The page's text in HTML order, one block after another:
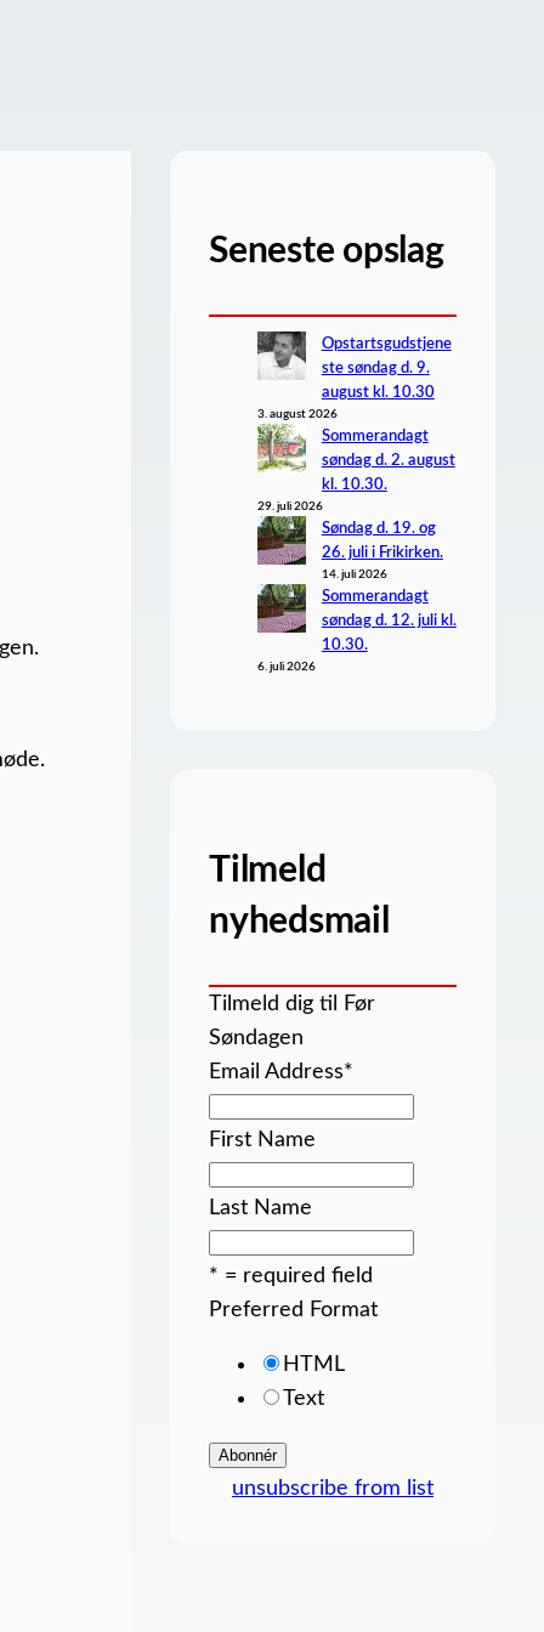
Seneste opslag
Opstartsgudstjene
ste søndag d. 9.
august kl. 10.30
3. august 2026
Sommerandagt
søndag d. 2. august
kl. 10.30.
29. juli 2026
Søndag d. 19. og
26. juli i Frikirken.
14. juli 2026
Sommerandagt
søndag d. 12. juli kl.
10.30.
6. juli 2026
Tilmeld
nyhedsmail
Tilmeld dig til Før
Søndagen
Email Address*
First Name
Last Name
* = required field
Preferred Format
HTML
Text
unsubscribe from list